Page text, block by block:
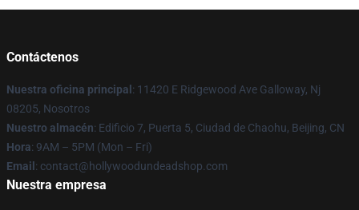
Contáctenos
Nuestra oficina principal : 11420 E Ridgewood Ave Galloway, Nj
08205, Nosotros
Nuestro almacén: Edificio 7, Puerta 5, Ciudad de Chaohu, Beijing, CN
Hora: 9AM – 5PM (Mon – Fri)
Email : contact@hollywoodundeadshop.com
Nuestra empresa